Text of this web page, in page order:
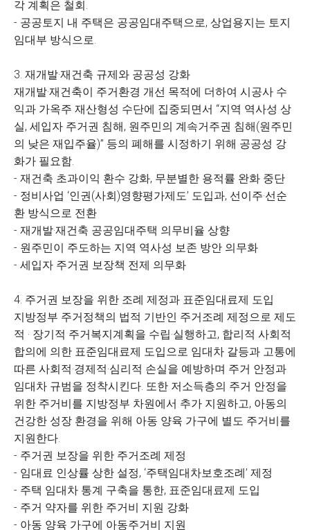
각 계획은 철회.
- 공공토지 내 주택은 공공임대주택으로, 상업용지는 토지
임대부 방식으로.
3. 재개발·재건축 규제와 공공성 강화
재개발·재건축이 주거환경 개선 목적에 더하여 시공사 수
익과 가옥주 재산형성 수단에 집중되면서 “지역 역사성 상
실, 세입자 주거권 침해, 원주민의 계속거주권 침해(원주민
의 낮은 재입주율)” 등의 폐해를 시정하기 위해 공공성 강
화가 필요함.
- 재건축 초과이익 환수 강화, 무분별한 용적률 완화 중단
- 정비사업 ‘인권(사회)영향평가제도’ 도입과, 선이주·선순
환 방식으로 전환
- 재개발·재건축 공공임대주택 의무비율 상향
- 원주민이 주도하는 지역 역사성 보존 방안 의무화
- 세입자 주거권 보장책 전제 의무화
4. 주거권 보장을 위한 조례 제정과 표준임대료제 도입
지방정부 주거정책의 법적 기반인 주거조례 제정으로 제도
적 · 장기적 주거복지계획을 수립·실행하고, 합리적 사회적
합의에 의한 표준임대료제 도입으로 임대차 갈등과 고통에
따른 사회적·경제적·심리적 손실을 예방하며 주거 안정과
임대차 규범을 정착시킨다. 또한 저소득층의 주거 안정을
위한 주거비를 지방정부 차원에서 추가 지원하고, 아동의
건강한 성장 환경을 위해 아동 양육 가구에 별도 주거비를
지원한다.
- 주거권 보장을 위한 주거조례 제정
- 임대료 인상률 상한 설정, ‘주택임대차보호조례’ 제정
- 주택 임대차 통계 구축을 통한, 표준임대료제 도입
- 주거 약자를 위한 주거비 지원 강화
- 아동 양육 가구에 아동주거비 지원